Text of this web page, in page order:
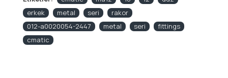
erkek
metal seri
rakor
012-a0020054-2447
metal seri
fittings
cmatic